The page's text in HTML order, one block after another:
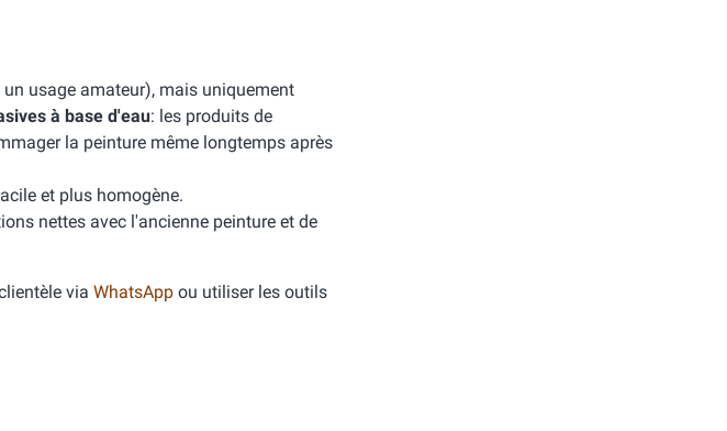
usage amateur), mais uniquement
à base d'eau: les produits de
la peinture même longtemps après
et plus homogène.
nettes avec l'ancienne peinture et de
via WhatsApp ou utiliser les outils